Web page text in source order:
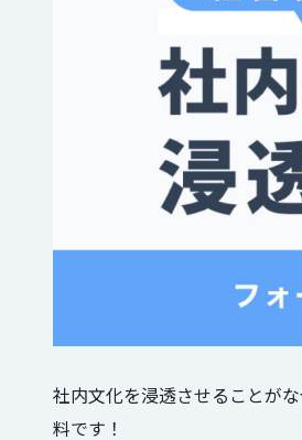
社内文化を浸透させることが
料です！